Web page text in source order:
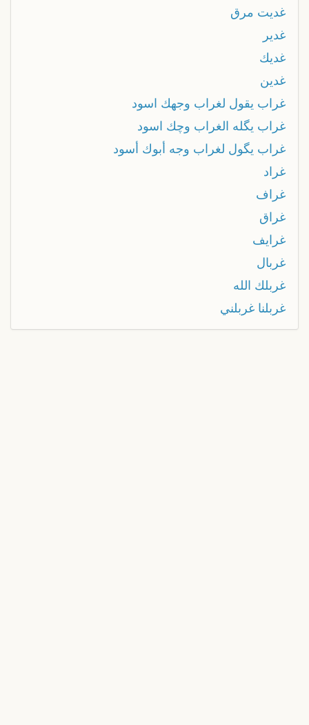
غديت مرق
غدير
غديك
غدين
غراب يقول لغراب وجهك اسود
غراب يگله الغراب وچك اسود
غراب يگول لغراب وجه أبوك أسود
غراد
غراف
غراق
غرايف
غربال
غربلك الله
غربلنا غربلني